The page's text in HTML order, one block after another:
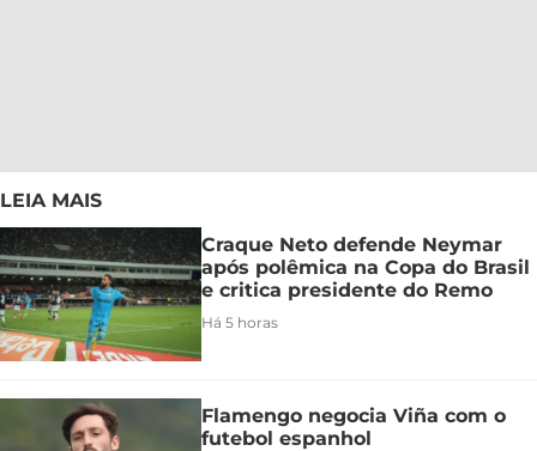
LEIA MAIS
Craque Neto defende Neymar
após polêmica na Copa do Brasil
e critica presidente do Remo
Há 5 horas
Flamengo negocia Viña com o
futebol espanhol